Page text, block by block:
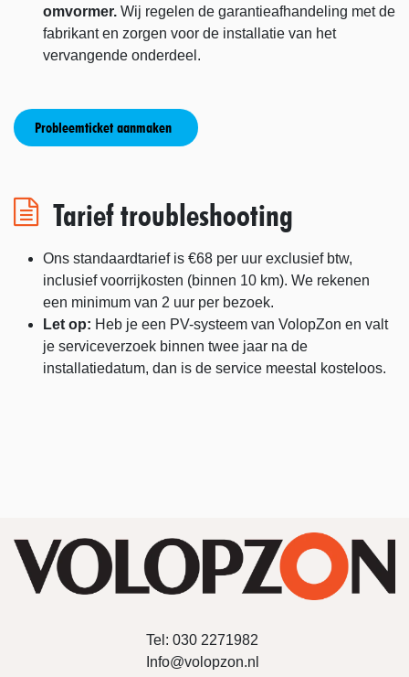
omvormer. Wij regelen de garantieafhandeling met de
fabrikant en zorgen voor de installatie van het
vervangende onderdeel.
Probleemticket aanmaken
Tarief troubleshooting
Ons standaardtarief is €68 per uur exclusief btw,
inclusief voorrijkosten (binnen 10 km). We rekenen
een minimum van 2 uur per bezoek.
Let op: Heb je een PV-systeem van VolopZon en valt
je serviceverzoek binnen twee jaar na de
installatiedatum, dan is de service meestal kosteloos.
Tel: 030 2271982
Info@volopzon.nl